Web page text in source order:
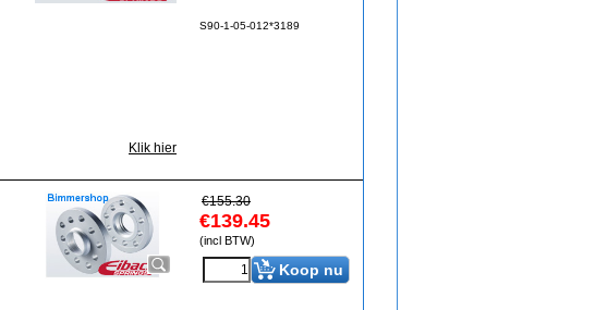
S90-1-05-012*3189
Klik hier
€155.30
€139.45
(incl BTW)
Koop nu